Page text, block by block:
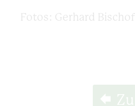
Fotos: Gerhard Bischof